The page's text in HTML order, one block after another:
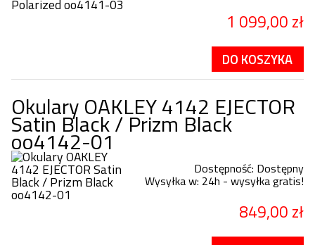
1 099,00 zł
DO KOSZYKA
Okulary OAKLEY 4142 EJECTOR
Satin Black / Prizm Black
oo4142-01
Dostępność: Dostępny
Wysyłka w: 24h - wysyłka gratis!
849,00 zł